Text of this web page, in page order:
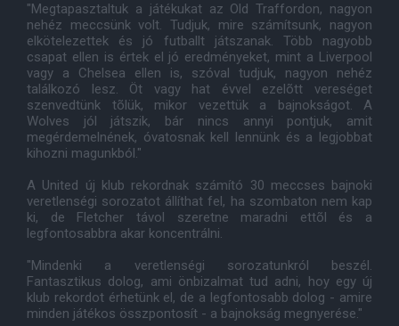
"Megtapasztaltuk a játékukat az Old Traffordon, nagyon
nehéz meccsünk volt. Tudjuk, mire számítsunk, nagyon
elkötelezettek és jó futballt játszanak. Több nagyobb
csapat ellen is értek el jó eredményeket, mint a Liverpool
vagy a Chelsea ellen is, szóval tudjuk, nagyon nehéz
találkozó lesz. Öt vagy hat évvel ezelõtt vereséget
szenvedtünk tõlük, mikor vezettük a bajnokságot. A
Wolves jól játszik, bár nincs annyi pontjuk, amit
megérdemelnének, óvatosnak kell lennünk és a legjobbat
kihozni magunkból."
A United új klub rekordnak számító 30 meccses bajnoki
veretlenségi sorozatot állíthat fel, ha szombaton nem kap
ki, de Fletcher távol szeretne maradni ettõl és a
legfontosabbra akar koncentrálni.
"Mindenki a veretlenségi sorozatunkról beszél.
Fantasztikus dolog, ami önbizalmat tud adni, hoy egy új
klub rekordot érhetünk el, de a legfontosabb dolog - amire
minden játékos összpontosít - a bajnokság megnyerése."